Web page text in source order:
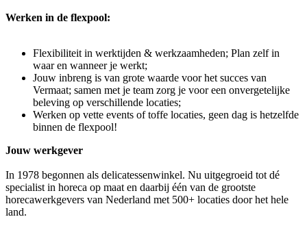
Werken in de flexpool:
Flexibiliteit in werktijden & werkzaamheden; Plan zelf in
waar en wanneer je werkt;
Jouw inbreng is van grote waarde voor het succes van
Vermaat; samen met je team zorg je voor een onvergetelijke
beleving op verschillende locaties;
Werken op vette events of toffe locaties, geen dag is hetzelfde
binnen de flexpool!
Jouw werkgever
In 1978 begonnen als delicatessenwinkel. Nu uitgegroeid tot dé
specialist in horeca op maat en daarbij één van de grootste
horecawerkgevers van Nederland met 500+ locaties door het hele
land.